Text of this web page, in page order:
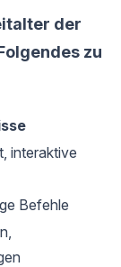
der
zu
interaktive
Befehle